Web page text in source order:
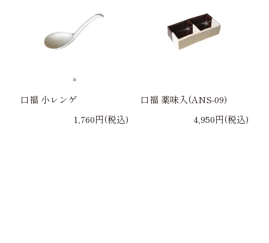
口福 小レンゲ
1,760円(税込)
口福 薬味入(ANS-09)
4,950円(税込)